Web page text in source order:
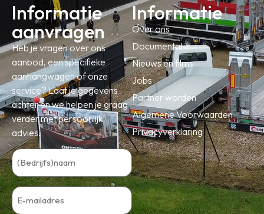
Informatie
aanvragen
Heb je vragen over ons
aanbod, een specifieke
aanhangwagen of onze
service? Laat je gegevens
achter en we helpen je graag
verder met persoonlijk
advies.
Informatie
Over ons
Documentatie
Nieuws en films
Jobs
Partner worden
Algemene Voorwaarden
Privacyverklaring